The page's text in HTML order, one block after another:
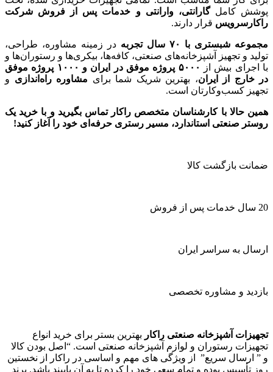
پوشش کاملگارانتی، وارانتی و خدمات پس از فروش شرکت
راکارسرویس قرار دارند.
مجموعه شبستری با ۷۰ سال تجربه در زمینه مشاوره، طراحی،
تولید و تجهیز آشپزخانه‌های صنعتی، کافه‌ها، بیکری‌ها و رستوران‌ها و
با اجرای بیش از
۵۰۰۰ پروژه موفق در ایران و ۱۰۰۰ پروژه موفق
در خارج از ایران، بهترین شریک شما برای مشاوره راه‌اندازی و
تجهیز کسب‌وکارتان است.
همین حالا با کارشناسان متخصص راکار تماس بگیرید و با خرید یک
روستر صنعتی استاندارد، مسیر رستری حرفه‌ای خود را آغاز کنید!
ضمانت بازگشت کالا
20 سال خدمات پس از فروش
ارسال به سراسر ایران
بازدید و مشاوره تخصصی
تجهیزات آشپزخانه صنعتی راکار بهترین بستر برای خرید انواع
تجهیزات رستوران و لوازم آشپزخانه صنعتی است. “اصل بودن کالا
و ” ارسال سریع” از ویژگی های مهم و اساسی در راکار از نخستین
روز تأسیس بوده و تمام سعی خود را کرده تا به آن پایبند باشد. برند